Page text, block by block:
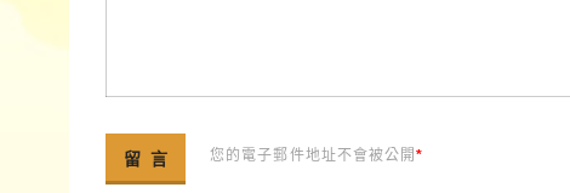
您的電子郵件地址不會被公開*